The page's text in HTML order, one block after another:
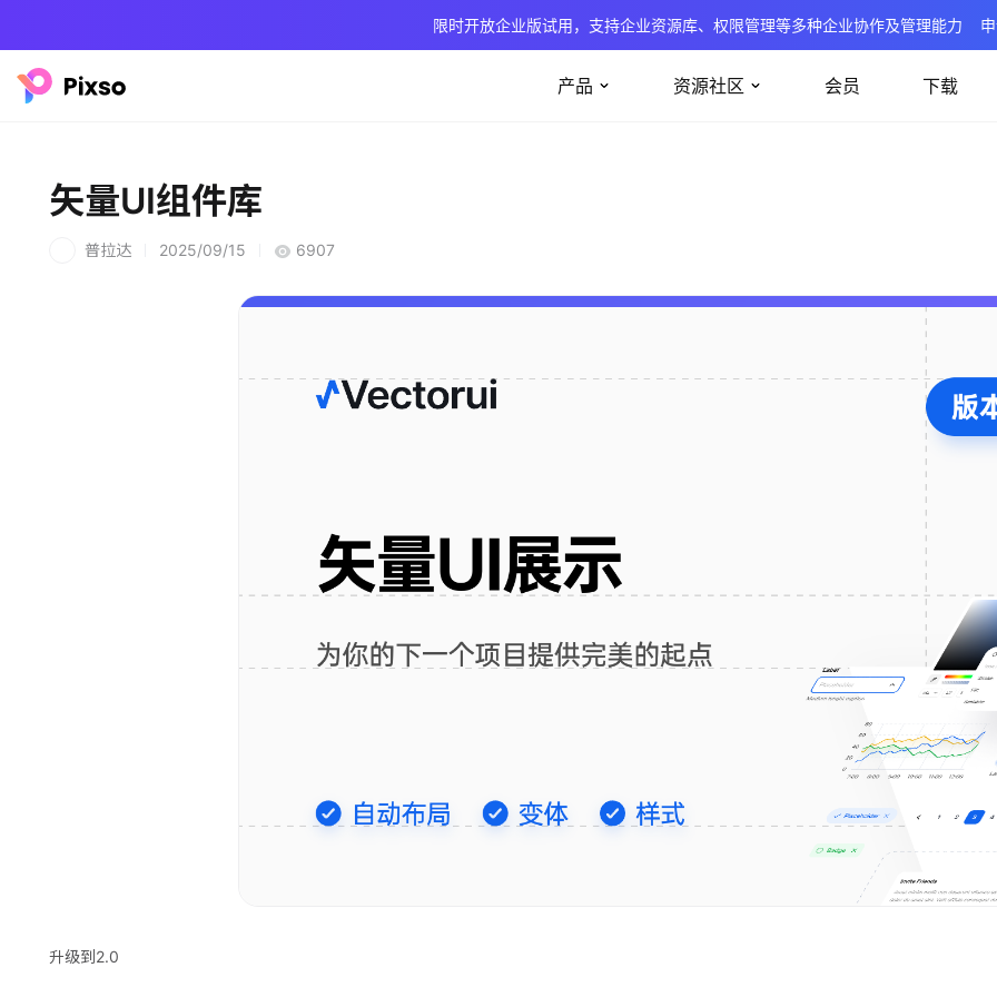
限时开放企业版试用，支持企业资源库、权限管理等多种企业协作及管理能力
产品 资源社区 会员 下载
矢量UI组件库
普拉达 2025/09/15 6907
升级到2.0